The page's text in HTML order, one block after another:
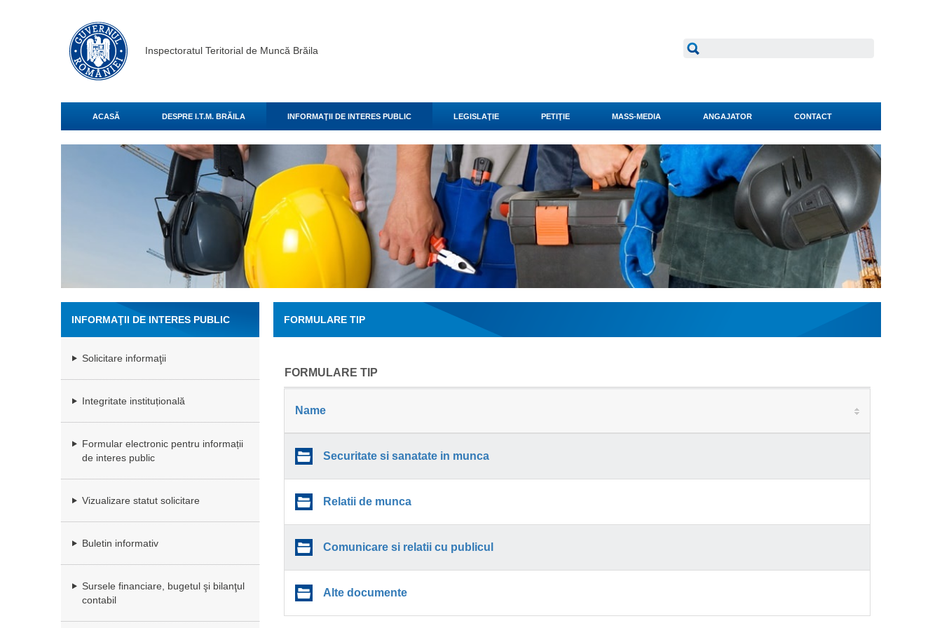
Inspectoratul Teritorial de Muncă Brăila
ACASĂ DESPRE I.T.M. BRĂILA INFORMAŢII DE INTERES PUBLIC LEGISLAŢIE PETIŢIE MASS-MEDIA ANGAJATOR CONTACT
INFORMAŢII DE INTERES PUBLIC
Solicitare informaţii
Integritate instituțională
Formular electronic pentru informații
de interes public
Vizualizare statut solicitare
Buletin informativ
Sursele financiare, bugetul şi bilanţul
contabil
FORMULARE TIP
FORMULARE TIP
Name
Securitate si sanatate in munca
Relatii de munca
Comunicare si relatii cu publicul
Alte documente